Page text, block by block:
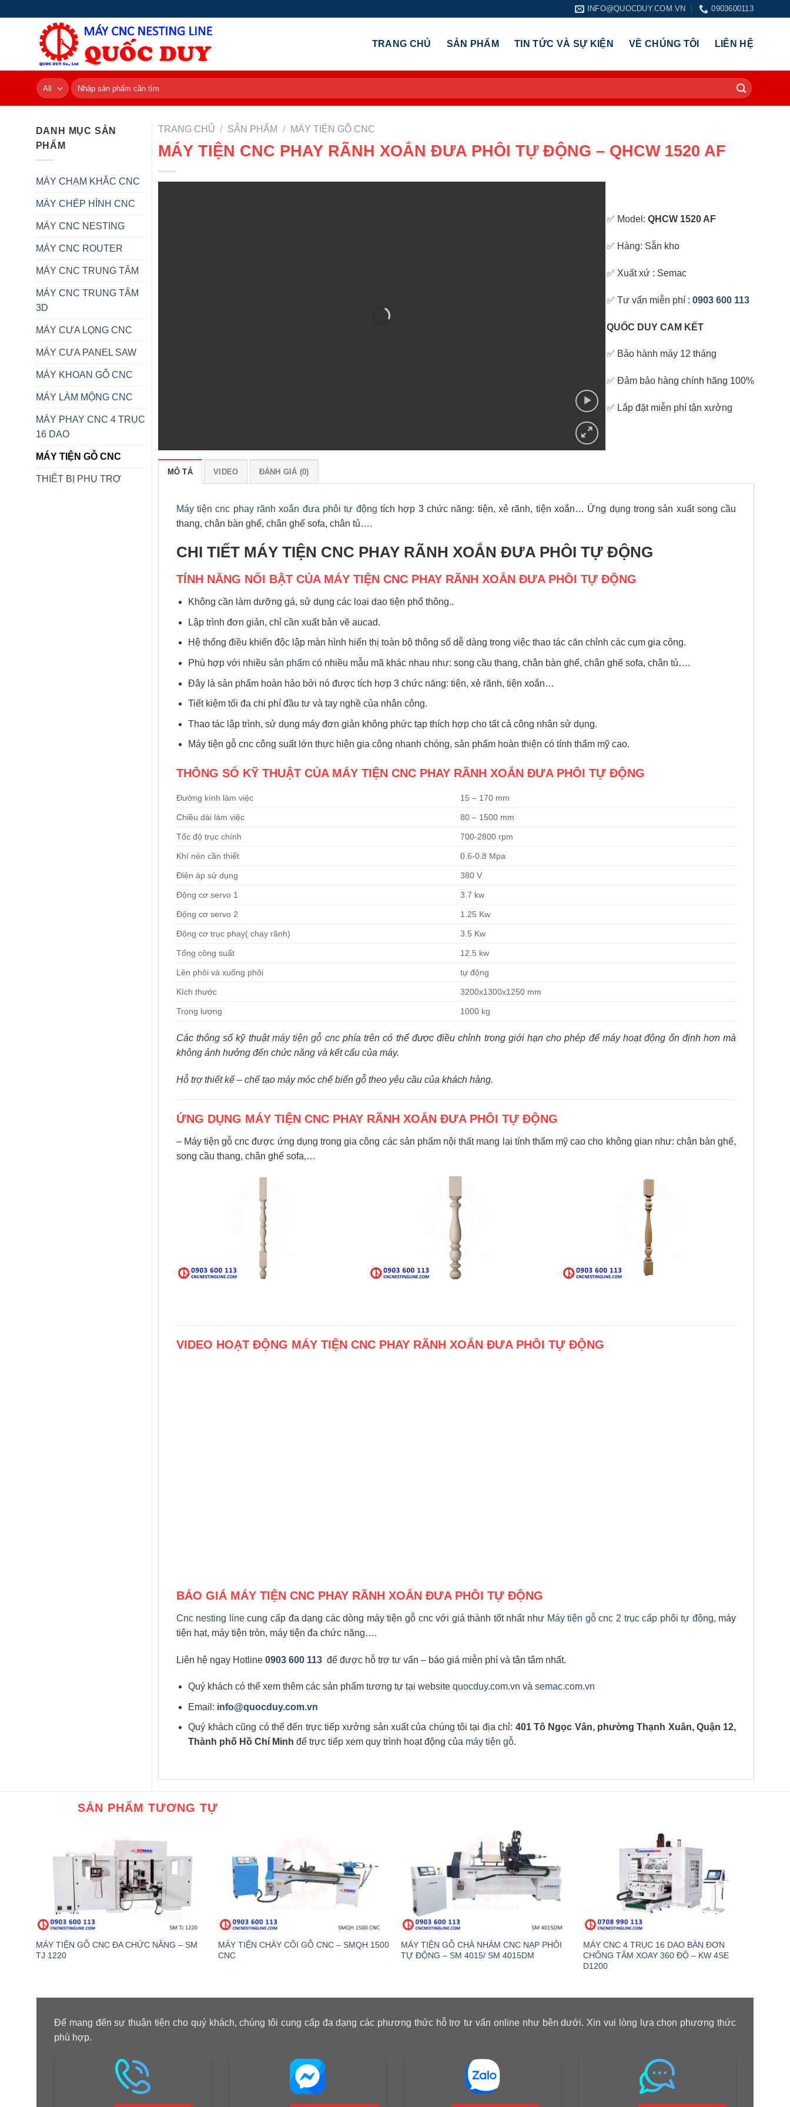
INFO@QUOCDUY.COM.VN 0903600113
TRANG CHỦ SẢN PHẨM TIN TỨC VÀ SỰ KIỆN VỀ CHÚNG TÔI LIÊN HỆ
Tìm
kiếm:
DANH MỤC SẢN
PHẨM
MÁY CHẠM KHẮC CNC
MÁY CHÉP HÌNH CNC
MÁY CNC NESTING
MÁY CNC ROUTER
MÁY CNC TRUNG TÂM
MÁY CNC TRUNG TÂM
3D
MÁY CƯA LỌNG CNC
MÁY CƯA PANEL SAW
MÁY KHOAN GỖ CNC
MÁY LÀM MỘNG CNC
MÁY PHAY CNC 4 TRỤC
16 DAO
MÁY TIỆN GỖ CNC
THIẾT BỊ PHỤ TRỢ
TRANG CHỦ / SẢN PHẨM / MÁY TIỆN GỖ CNC
MÁY TIỆN CNC PHAY RÃNH XOẮN ĐƯA PHÔI TỰ ĐỘNG – QHCW 1520 AF
✅ Model:QHCW 1520 AF
✅ Hàng: Sẵn kho
✅ Xuất xứ : Semac
✅ Tư vấn miễn phí :0903 600 113
QUỐC DUY CAM KẾT
✅ Bảo hành máy 12 tháng
✅ Đảm bảo hàng chính hãng 100%
✅ Lắp đặt miễn phí tận xưởng
MÔ TẢ VIDEO ĐÁNH GIÁ (0)
Máy tiện cnc phay rãnh xoắn đưa phôi tự động tích hợp 3 chức năng: tiện, xẻ rãnh, tiện xoắn… Ứng dụng trong sản xuất song cầu
thang, chân bàn ghế, chân ghế sofa, chân tủ….
CHI TIẾT MÁY TIỆN CNC PHAY RÃNH XOẮN ĐƯA PHÔI TỰ ĐỘNG
TÍNH NĂNG NỔI BẬT CỦA MÁY TIỆN CNC PHAY RÃNH XOẮN ĐƯA PHÔI TỰ ĐỘNG
Không cần làm dưỡng gá, sử dụng các loại dao tiện phổ thông..
Lập trình đơn giản, chỉ cần xuất bản vẽ aucad.
Hệ thống điều khiển độc lập màn hình hiển thị toàn bộ thông số dễ dàng trong việc thao tác căn chỉnh các cụm gia công.
Phù hợp với nhiềusản phẩm có nhiều mẫu mã khác nhau như: song cầu thang, chân bàn ghế, chân ghế sofa, chân tủ….
Đây là sản phẩm hoàn hảo bởi nó được tích hợp 3 chức năng: tiện, xẻ rãnh, tiện xoắn…
Tiết kiệm tối đa chi phí đầu tư và tay nghề của nhân công.
Thao tác lập trình, sử dụng máy đơn giản không phức tạp thích hợp cho tất cả công nhân sử dụng.
Máy tiện gỗ cnc công suất lớn thực hiện gia công nhanh chóng, sản phẩm hoàn thiện có tính thẩm mỹ cao.
THÔNG SỐ KỸ THUẬT CỦA MÁY TIỆN CNC PHAY RÃNH XOẮN ĐƯA PHÔI TỰ ĐỘNG
Đường kính làm việc 15 – 170 mm
Chiều dài làm việc 80 – 1500 mm
Tốc độ trục chính 700-2800 rpm
Khí nén cần thiết 0.6-0.8 Mpa
Điện áp sử dụng 380 V
Động cơ servo 1 3.7 kw
Động cơ servo 2 1.25 Kw
Động cơ trục phay( chạy rãnh) 3.5 Kw
Tổng công suất 12.5 kw
Lên phôi và xuống phôi tự động
Kích thước 3200x1300x1250 mm
Trọng lượng 1000 kg
Các thông số kỹ thuật máy tiện gỗ cncphía trên có thể được điều chỉnh trong giới hạn cho phép để máy hoạt động ổn định hơn mà
không ảnh hưởng đến chức năng và kết cấu của máy.
Hỗ trợ thiết kế – chế tạo máy móc chế biến gỗ theo yêu cầu của khách hàng.
ỨNG DỤNG MÁY TIỆN CNC PHAY RÃNH XOẮN ĐƯA PHÔI TỰ ĐỘNG
– Máy tiện gỗ cnc được ứng dụng trong gia công các sản phẩm nội thất mang lại tính thẩm mỹ cao cho không gian như: chân bàn ghế,
song cầu thang, chân ghế sofa,…
VIDEO HOẠT ĐỘNG MÁY TIỆN CNC PHAY RÃNH XOẮN ĐƯA PHÔI TỰ ĐỘNG
BÁO GIÁ MÁY TIỆN CNC PHAY RÃNH XOẮN ĐƯA PHÔI TỰ ĐỘNG
Cnc nesting linecung cấp đa dạng các dòng máy tiện gỗ cnc với giá thành tốt nhất như Máy tiện gỗ cnc 2 trục cấp phôi tự động, máy
tiện hạt, máy tiện tròn, máy tiện đa chức năng….
Liên hệ ngay Hotline 0903 600 113để được hỗ trợ tư vấn – báo giá miễn phí và tận tâm nhất.
Quý khách có thể xem thêm các sản phẩm tương tự tại websitequocduy.com.vn vàsemac.com.vn
Email: info@quocduy.com.vn
Quý khách cũng có thể đến trực tiếp xưởng sản xuất của chúng tôi tại địa chỉ: 401 Tô Ngọc Vân, phường Thạnh Xuân, Quận 12,
Thành phố Hồ Chí Minh để trực tiếp xem quy trình hoạt động của máy tiện gỗ.
SẢN PHẨM TƯƠNG TỰ
MÁY TIỆN GỖ CNC ĐA CHỨC NĂNG – SM
TJ 1220
MÁY TIỆN CHÀY CỐI GỖ CNC – SMQH 1500
CNC
MÁY TIỆN GỖ CHÀ NHÁM CNC NẠP PHÔI
TỰ ĐỘNG – SM 4015/ SM 4015DM
MÁY CNC 4 TRỤC 16 DAO BÀN ĐƠN
CHỐNG TÂM XOAY 360 ĐỘ – KW 4SE
D1200
Để mang đến sự thuận tiện cho quý khách, chúng tôi cung cấp đa dạng các phương thức hỗ trợ tư vấn online như bên dưới. Xin vui lòng lựa chọn phương thức
phù hợp.